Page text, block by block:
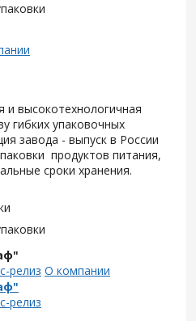
высокотехнологичная
гибких упаковочных
завода - выпуск в России
продуктов питания,
сроки хранения.
релиз О компании
релиз